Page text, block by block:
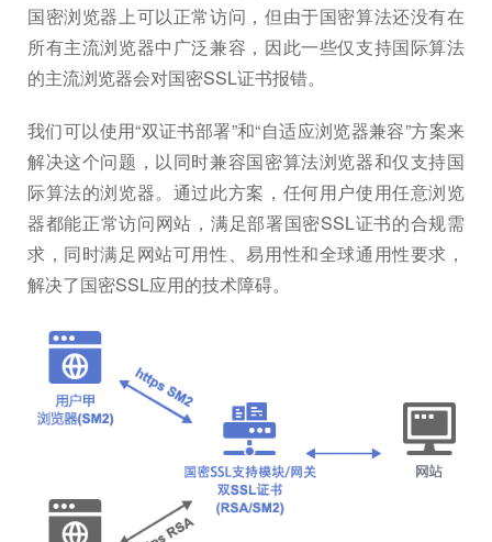
国密浏览器上可以正常访问，但由于国密算法还没有在
所有主流浏览器中广泛兼容，因此一些仅支持国际算法
的主流浏览器会对国密SSL证书报错。
我们可以使用“双证书部署”和“自适应浏览器兼容”方案来
解决这个问题，以同时兼容国密算法浏览器和仅支持国
际算法的浏览器。通过此方案，任何用户使用任意浏览
器都能正常访问网站，满足部署国密SSL证书的合规需
求，同时满足网站可用性、易用性和全球通用性要求，
解决了国密SSL应用的技术障碍。